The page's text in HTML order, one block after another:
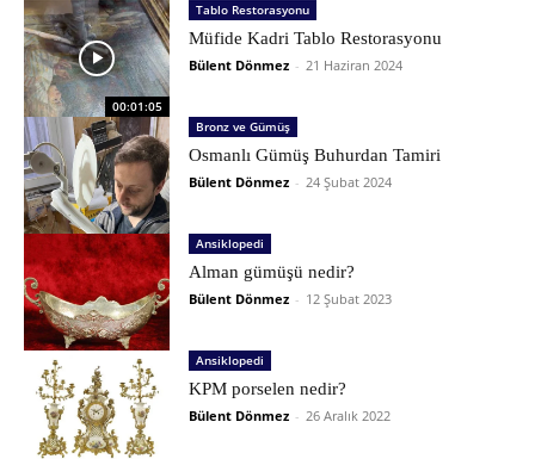
00:01:05
Tablo Restorasyonu
Müfide Kadri Tablo Restorasyonu
Bülent Dönmez - 21 Haziran 2024
Bronz ve Gümüş
Osmanlı Gümüş Buhurdan Tamiri
Bülent Dönmez - 24 Şubat 2024
Ansiklopedi
Alman gümüşü nedir?
Bülent Dönmez - 12 Şubat 2023
Ansiklopedi
KPM porselen nedir?
Bülent Dönmez - 26 Aralık 2022